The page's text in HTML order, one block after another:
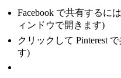
Facebook で共有するに
ィンドウで開きます)
クリックして Pinterest
す)